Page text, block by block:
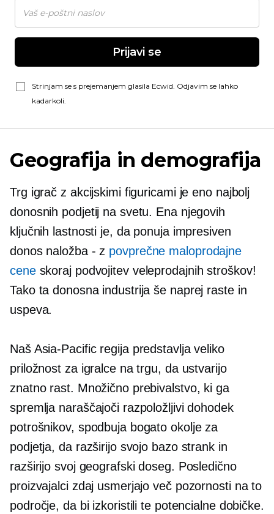
Prijavi se
Strinjam se s prejemanjem glasila Ecwid. Odjavim se lahko
kadarkoli.
Geografija in demografija
Trg igrač z akcijskimi figuricami je eno najbolj
donosnih podjetij na svetu. Ena njegovih
ključnih lastnosti je, da ponuja impresiven
donos naložba - z povprečne maloprodajne
ceneskoraj podvojitev veleprodajnih stroškov!
Tako ta donosna industrija še naprej raste in
uspeva.
Naš Asia-Pacificregija predstavlja veliko
priložnost za igralce na trgu, da ustvarijo
znatno rast. Množično prebivalstvo, ki ga
spremlja naraščajoči razpoložljivi dohodek
potrošnikov, spodbuja bogato okolje za
podjetja, da razširijo svojo bazo strank in
razširijo svoj geografski doseg. Posledično
proizvajalci zdaj usmerjajo več pozornosti na to
področje, da bi izkoristili te potencialne dobičke.